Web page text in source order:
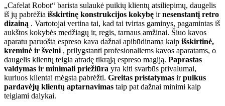
„Cafelat Robot“ barista sulaukė puikių klientų atsiliepimų, daugelis
iš jų pabrėžia išskirtinę konstrukcijos kokybę irnesenstantį retro
dizainą . Vartotojai vertina tai, kad tai tvirtas gaminys, pagamintas iš
aukštos kokybės medžiagų ir, regis, tarnaus amžinai. Šiuo kavos
aparatu paruošta espreso kava dažnai apibūdinama kaip išskirtinė,
kreminė ir švelni , prilygstanti profesionaliems kavos aparatams, o
daugelis klientų teigia atradę tikrąją espreso magiją. Paprastas
valdymas ir minimali priežiūra yra kiti svarbūs privalumai,
kuriuos klientai mėgsta pabrėžti. Greitas pristatymas irpuikus
pardavėjų klientų aptarnavimas taip pat dažnai minimi kaip
teigiami dalykai.